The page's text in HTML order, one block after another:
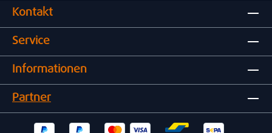
Kontakt
Service
Informationen
Partner